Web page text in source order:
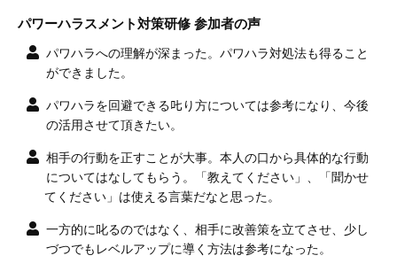
パワーハラスメント対策研修 参加者の声
パワハラへの理解が深まった。パワハラ対処法も得ること
ができました。
パワハラを回避できる𠮟り方については参考になり、今後
の活用させて頂きたい。
相手の行動を正すことが大事。本人の口から具体的な行動
についてはなしてもらう。「教えてください」、「聞かせ
てください」は使える言葉だなと思った。
一方的に叱るのではなく、相手に改善策を立てさせ、少し
づつでもレベルアップに導く方法は参考になった。